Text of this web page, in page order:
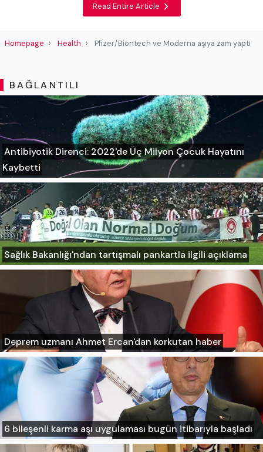
Read Entire Article
Homepage Health Pfizer/Biontech ve Moderna aşıya zam yaptı
BAĞLANTILI
Antibiyotik Direnci: 2022'de Üç Milyon Çocuk Hayatını
Kaybetti
Sağlık Bakanlığı'ndan tartışmalı pankartla ilgili açıklama
Deprem uzmanı Ahmet Ercan'dan korkutan haber
6 bileşenli karma aşı uygulaması bugün itibarıyla başladı